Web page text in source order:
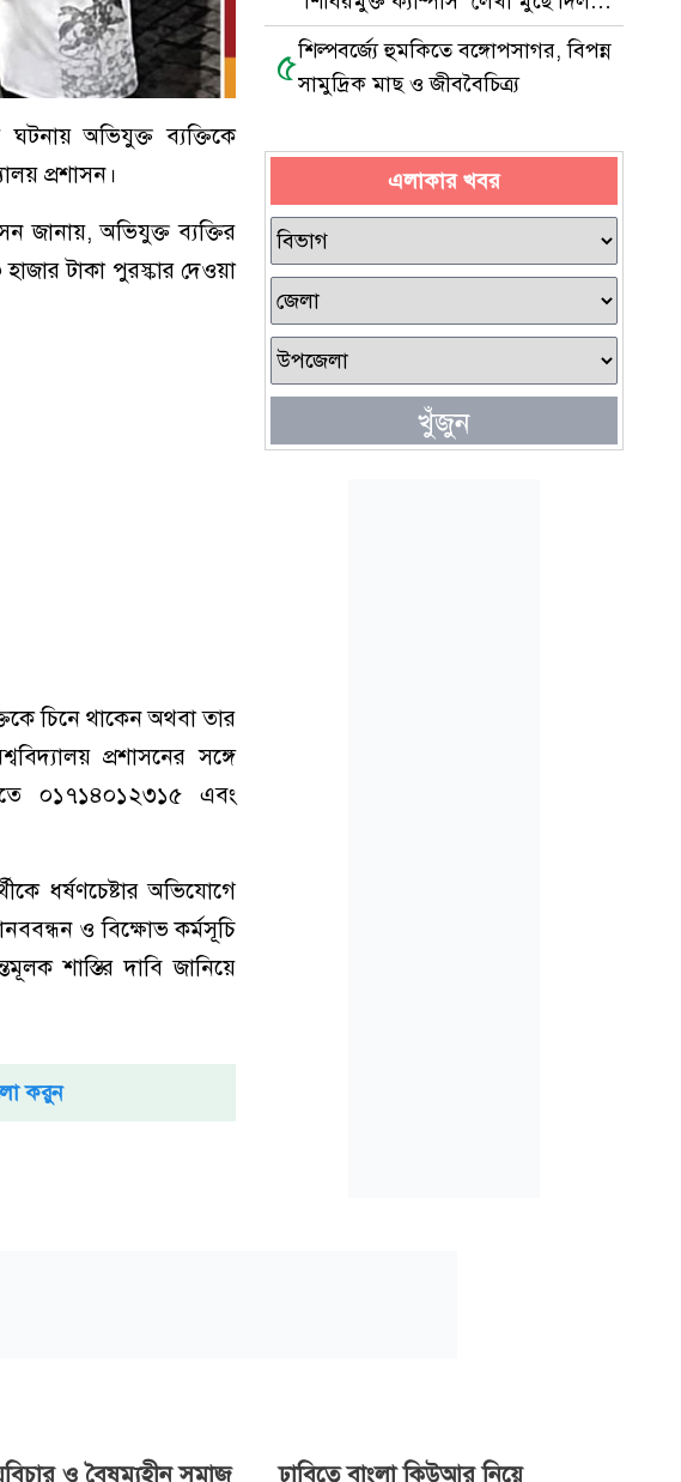
ঘটনায় অভিযুক্ত ব্যক্তিকে
প্রশাসন।
জানায়, অভিযুক্ত ব্যক্তির
টাকা পুরস্কার দেওয়া
চিনে থাকেন অথবা তার
প্রশাসনের সঙ্গে
০১৭১৪০১২৩১৫ এবং
ধর্ষণচেষ্টার অভিযোগে
ও বিক্ষোভ কর্মসূচি
শাস্তির দাবি জানিয়ে
করুন
ছাত্রদল
৫শিল্পবর্জ্যে হুমকিতে বঙ্গোপসাগর, বিপন্ন
সামুদ্রিক মাছ ও জীববৈচিত্র্য
এলাকার খবর
খুঁজুন
ও বৈষম্যহীন সমাজ
ঢাবিতে বাংলা কিউআর নিয়ে